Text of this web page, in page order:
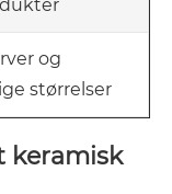
og
størrelser
keramisk